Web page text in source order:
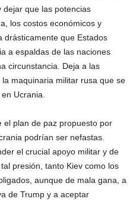
dejar que las potencias
los costos económicos y
drásticamente que Estados
a espaldas de las naciones
circunstancia. Deja a las
maquinaria militar rusa que se
Ucrania.
el plan de paz propuesto por
podrían ser nefastas.
el crucial apoyo militar y de
presión, tanto Kiev como los
aunque de mala gana, a
de Trump y a aceptar